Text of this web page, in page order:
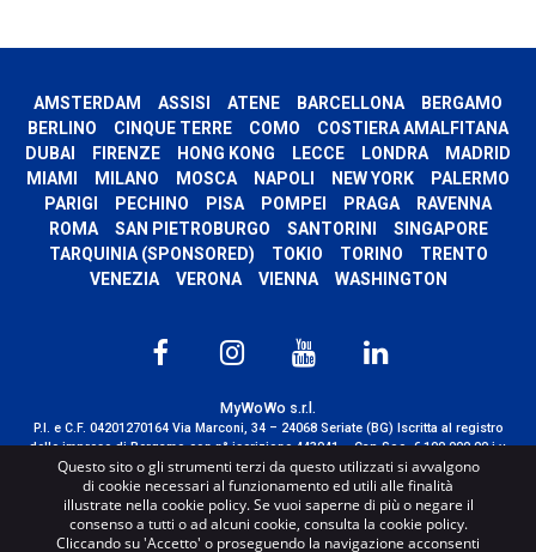
AMSTERDAM ASSISI ATENE BARCELLONA
BERGAMO
BERLINO
CINQUE TERRE COMO
COSTIERA AMALFITANA
DUBAI
FIRENZE HONG KONG LECCE LONDRA
MADRID
MIAMI
MILANO MOSCA NAPOLI NEW YORK
PALERMO
PARIGI
PECHINO PISA POMPEI PRAGA
RAVENNA
ROMA
SAN PIETROBURGO SANTORINI
SINGAPORE
TARQUINIA (SPONSORED)
TOKIO TORINO
TRENTO
VENEZIA
VERONA VIENNA WASHINGTON
MyWoWo s.r.l.
P.I. e C.F. 04201270164 Via Marconi, 34 – 24068 Seriate (BG) Iscritta al registro
delle imprese di Bergamo con n° iscrizione 443941 – Cap.Soc. € 100.000,00 i.v.
TERMS AND CONDITIONS-CREDITS
Questo sito o gli strumenti terzi da questo utilizzati si avvalgono
di cookie necessari al funzionamento ed utili alle finalità
illustrate nella cookie policy. Se vuoi saperne di più o negare il
consenso a tutti o ad alcuni cookie, consulta la cookie policy.
Cliccando su 'Accetto' o proseguendo la navigazione acconsenti